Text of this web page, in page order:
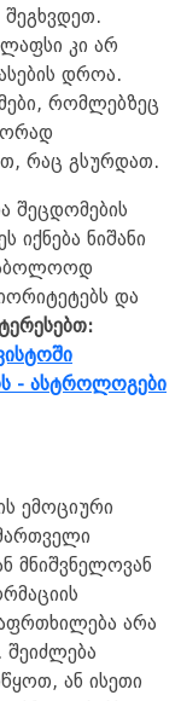
კი არ
დროა.
რომლებზეც
რაც გსურდათ.
შეცდომების
იქნება ნიშანი
და
- ასტროლოგები
ემოციური
მნიშვნელოვან
არა
შეიძლება
ან ისეთი